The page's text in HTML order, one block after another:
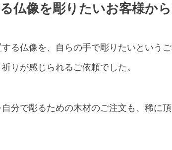
仏像を彫りたいお客様か
る仏像を、自らの手で彫りたいというご
りが感じられるご依頼でした。
分で彫るための木材のご注文も、稀に頂